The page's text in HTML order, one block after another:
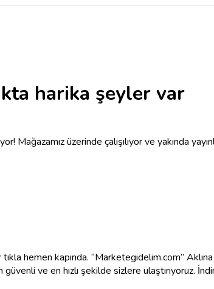
harika şeyler var
Mağazamız üzerinde çalışılıyor ve yakında
tıkla hemen kapında. “Marketegidelim.com”
ve en hızlı şekilde sizlere ulaştırıyoruz.